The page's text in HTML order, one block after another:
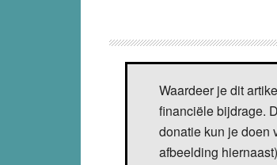
Waardeer je dit
financiële bijdrage.
donatie kun je doen
afbeelding